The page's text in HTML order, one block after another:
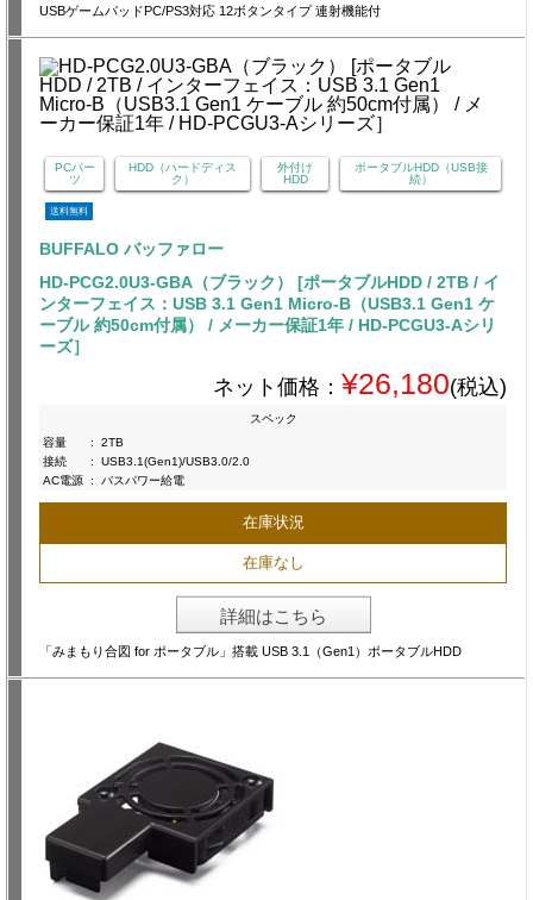
USBゲームパッドPC/PS3対応 12ボタンタイプ 連射機能付
PCパー
ツ
HDD（ハードディス
ク）
外付け
HDD
ポータブルHDD（USB接
続）
送料無料
BUFFALO バッファロー
HD-PCG2.0U3-GBA（ブラック） [ポータブルHDD / 2TB / イ
ンターフェイス：USB 3.1 Gen1 Micro-B（USB3.1 Gen1 ケ
ーブル 約50cm付属） / メーカー保証1年 / HD-PCGU3-Aシリ
ーズ］
ネット価格： ¥26,180(税込)
スペック
容量
:
2TB
接続
:
USB3.1(Gen1)/USB3.0/2.0
AC電源 : バスパワー給電
在庫状況
在庫なし
詳細はこちら
「みまもり合図 for ポータブル」搭載 USB 3.1（Gen1）ポータブルHDD